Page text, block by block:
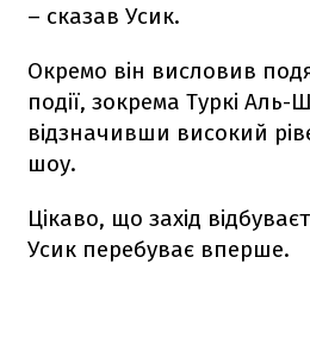
– сказав Усик.
Окремо він висловив
події, зокрема Туркі Аль-
відзначивши високий
шоу.
Цікаво, що захід
Усик перебуває вперше.